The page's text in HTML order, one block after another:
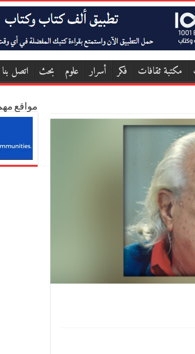
مكتبة ثقافات فكر أسرار علوم بحث اتصل بنا
مواقع